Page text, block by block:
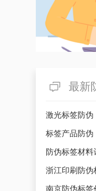
最新
激光标签防伪
标签产品防伪
防伪标签材
浙江印刷防伪
南京防伪标签